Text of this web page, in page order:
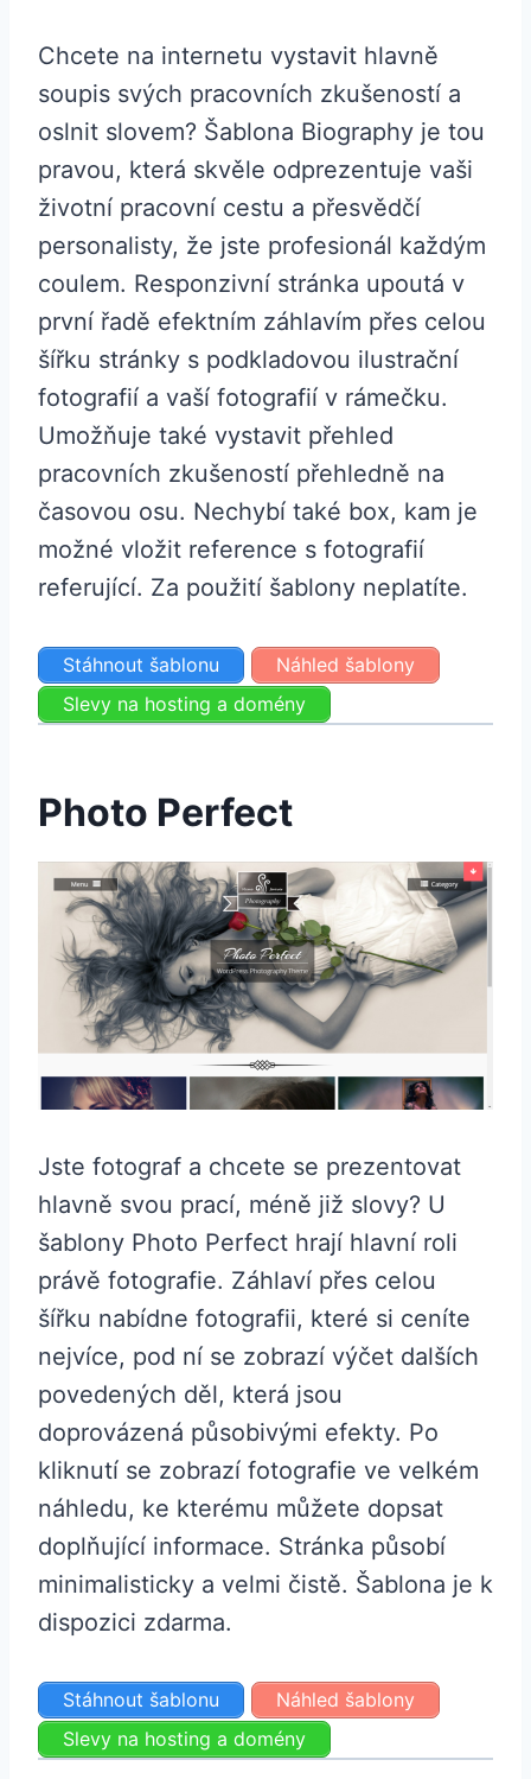
Chcete na internetu vystavit hlavně
soupis svých pracovních zkušeností a
oslnit slovem? Šablona Biography je tou
pravou, která skvěle odprezentuje vaši
životní pracovní cestu a přesvědčí
personalisty, že jste profesionál každým
coulem. Responzivní stránka upoutá v
první řadě efektním záhlavím přes celou
šířku stránky s podkladovou ilustrační
fotografií a vaší fotografií v rámečku.
Umožňuje také vystavit přehled
pracovních zkušeností přehledně na
časovou osu. Nechybí také box, kam je
možné vložit reference s fotografií
referující. Za použití šablony neplatíte.
Stáhnout šablonu
Náhled šablony
Slevy na hosting a domény
Photo Perfect
Jste fotograf a chcete se prezentovat
hlavně svou prací, méně již slovy? U
šablony Photo Perfect hrají hlavní roli
právě fotografie. Záhlaví přes celou
šířku nabídne fotografii, které si ceníte
nejvíce, pod ní se zobrazí výčet dalších
povedených děl, která jsou
doprovázená působivými efekty. Po
kliknutí se zobrazí fotografie ve velkém
náhledu, ke kterému můžete dopsat
doplňující informace. Stránka působí
minimalisticky a velmi čistě. Šablona je k
dispozici zdarma.
Stáhnout šablonu
Náhled šablony
Slevy na hosting a domény